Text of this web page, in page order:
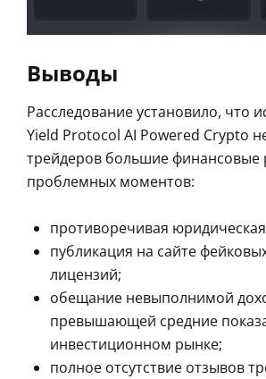
Выводы
Расследование установило, что
Yield Protocol AI Powered Crypto
трейдеров большие финансовые
проблемных моментов:
противоречивая
публикация на сайте
лицензий;
обещание невыполнимой
превышающей средние
инвестиционном рынке;
полное отсутствие отзывов